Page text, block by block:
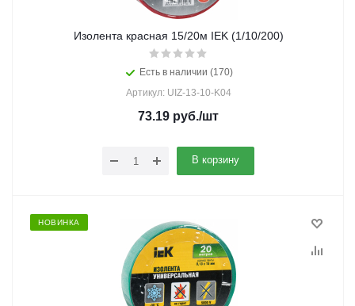
Изолента красная 15/20м IEK (1/10/200)
Есть в наличии (170)
Артикул: UIZ-13-10-K04
73.19 руб./шт
В корзину
НОВИНКА